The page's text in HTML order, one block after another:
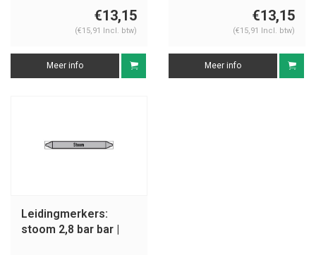
€13,15
(€15,91 Incl. btw)
Meer info
€13,15
(€15,91 Incl. btw)
Meer info
Leidingmerkers:
stoom 2,8 bar bar |